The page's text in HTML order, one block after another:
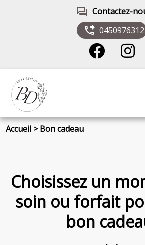
forum Contactez-
phone_forwarded 0450976312
Accueil >Bon cadeau
Choisissez un
soin ou forfait
bon